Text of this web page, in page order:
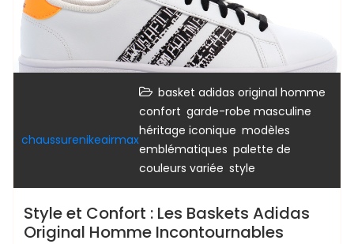
chaussurenikeairmax
basket adidas original homme
confort garde-robe masculine
héritage iconique modèles
emblématiques palette de
couleurs variée style
Style et Confort : Les Baskets Adidas
Original Homme Incontournables